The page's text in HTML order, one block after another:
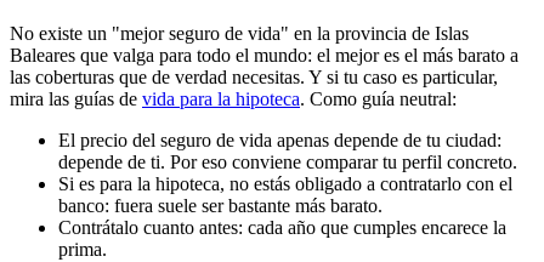
No existe un "mejor seguro de vida" en la provincia de Islas
Baleares que valga para todo el mundo: el mejor es el más barato a
las coberturas que de verdad necesitas. Y si tu caso es particular,
mira las guías de vida para la hipoteca. Como guía neutral:
El precio del seguro de vida apenas depende de tu ciudad:
depende de ti. Por eso conviene comparar tu perfil concreto.
Si es para la hipoteca, no estás obligado a contratarlo con el
banco: fuera suele ser bastante más barato.
Contrátalo cuanto antes: cada año que cumples encarece la
prima.